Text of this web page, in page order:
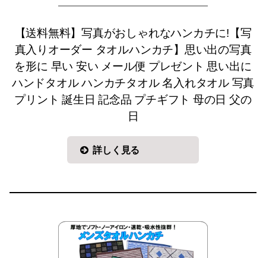
【送料無料】写真がおしゃれなハンカチに!【写
真入りオーダー タオルハンカチ】思い出の写真
を形に 早い 安い メール便 プレゼント 思い出に
ハンドタオル ハンカチタオル 名入れタオル 写真
プリント 誕生日 記念品 プチギフト 母の日 父の
日
詳しく見る